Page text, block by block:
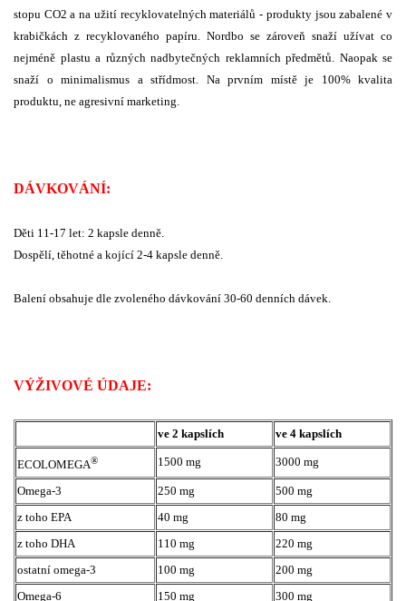
stopu CO2 a na užití recyklovatelných materiálů - produkty jsou zabalené v
krabičkách z recyklovaného papíru. Nordbo se zároveň snaží užívat co
nejméně plastu a různých nadbytečných reklamních předmětů. Naopak se
snaží o minimalismus a střídmost. Na prvním místě je 100% kvalita
produktu, ne agresivní marketing.
DÁVKOVÁNÍ:
Děti 11-17 let: 2 kapsle denně.
Dospělí, těhotné a kojící 2-4 kapsle denně.
Balení obsahuje dle zvoleného dávkování 30-60 denních dávek.
VÝŽIVOVÉ ÚDAJE:
ve 2 kapslích ve 4 kapslích
ECOLOMEGA® 1500 mg 3000 mg
Omega-3 250 mg
500 mg
z toho EPA
40 mg
80 mg
z toho DHA
110 mg
220 mg
ostatní omega-3
100 mg
200 mg
Omega-6
150 mg
300 mg